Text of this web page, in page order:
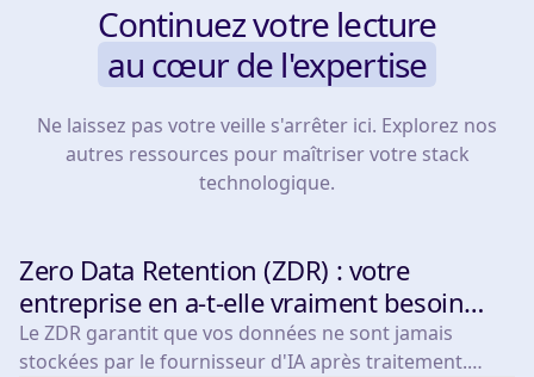
Continuez votre lecture
au cœur de l'expertise
Ne laissez pas votre veille s'arrêter ici. Explorez nos
autres ressources pour maîtriser votre stack
technologique.
Zero Data Retention (ZDR) : votre
entreprise en a-t-elle vraiment besoin
pour utiliser l'IA ?
Le ZDR garantit que vos données ne sont jamais
stockées par le fournisseur d'IA après traitement.